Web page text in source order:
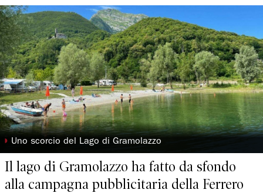
◗ Uno scorcio del Lago di Gramolazzo
Il lago di Gramolazzo ha fatto da sfondo
alla campagna pubblicitaria della Ferrero